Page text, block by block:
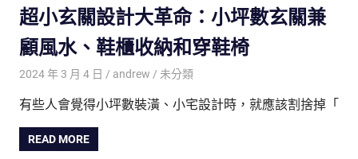
超小玄關設計大革命：小坪數玄關兼
顧風水、鞋櫃收納和穿鞋椅
2024 年 3 月 4 日 andrew 未分類
有些人會覺得小坪數裝潢、小宅設計時，就應該割捨掉「
READ MORE